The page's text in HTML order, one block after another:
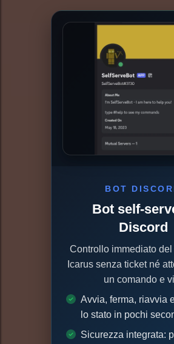
BOT
Bot self-
Discord
Controllo immediato del
Icarus senza ticket né
un comando e
Avvia, ferma, riavvia
lo stato in pochi
Sicurezza integrata: